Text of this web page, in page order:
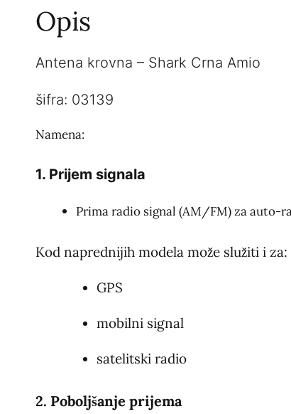
Opis
Antena krovna – Shark Crna Amio
šifra: 03139
Namena:
1. Prijem signala
Prima radio signal (AM/FM) za auto-
Kod naprednijih modela može služiti i za:
GPS
mobilni signal
satelitski radio
2. Poboljšanje prijema